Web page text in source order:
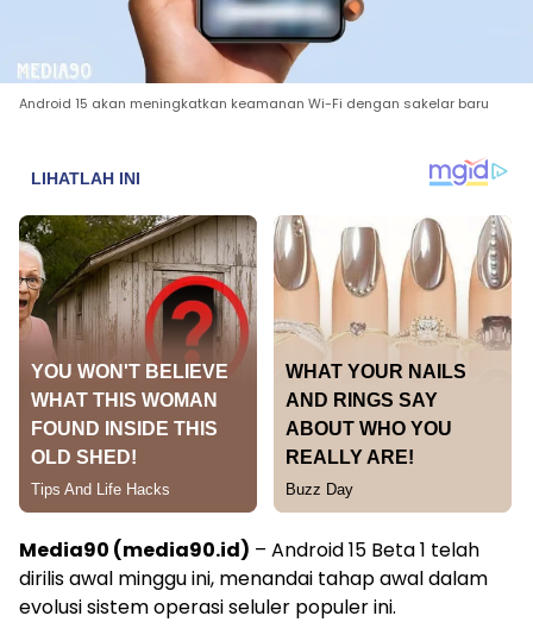
Android 15 akan meningkatkan keamanan Wi-Fi dengan sakelar baru
Media90 (media90.id) – Android 15 Beta 1 telah
dirilis awal minggu ini, menandai tahap awal dalam
evolusi sistem operasi seluler populer ini.